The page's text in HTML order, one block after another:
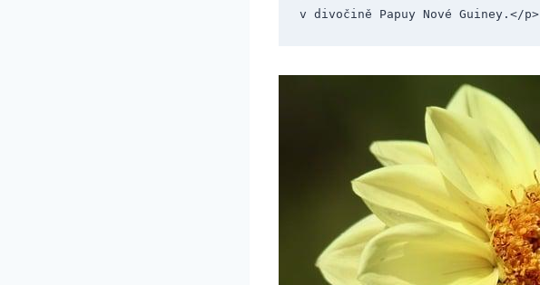
v divočině Papuy Nové Guiney.</p>